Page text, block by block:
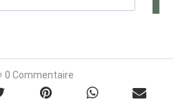
0 Commentaire